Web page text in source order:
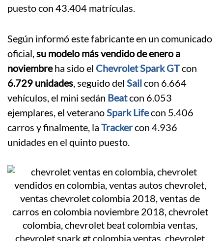
puesto con 43.404 matrículas.
Según informó este fabricante en un comunicado
oficial,su modelo más vendido de enero a
noviembreha sido el Chevrolet Spark GTcon
6.729 unidades, seguido del Sailcon 6.664
vehículos, el mini sedán Beatcon 6.053
ejemplares, el veteranoSpark Lifecon 5.406
carros y finalmente, la Trackercon 4.936
unidades en el quinto puesto.